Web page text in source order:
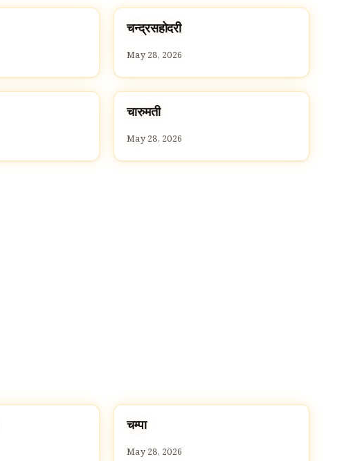
Cच
चन्द्रसहोदरी
May 28, 2026
Cच
चारुमती
May 28, 2026
Cच
चम्पा
May 28, 2026